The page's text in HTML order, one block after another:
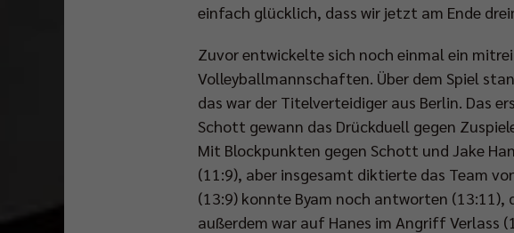
einfach glücklich, dass wir jetzt am Ende
Zuvor entwickelte sich noch einmal ein
Volleyballmannschaften. Über dem Spiel
das war der Titelverteidiger aus Berlin. Das
Schott gewann das Drückduell gegen
Mit Blockpunkten gegen Schott und Jake
(11:9), aber insgesamt diktierte das Team
(13:9) konnte Byam noch antworten
außerdem war auf Hanes im Angriff Verlass